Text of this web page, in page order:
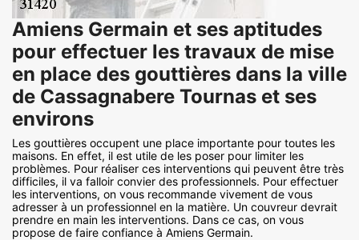
Amiens Germain et ses aptitudes
pour effectuer les travaux de mise
en place des gouttières dans la ville
de Cassagnabere Tournas et ses
environs
Les gouttières occupent une place importante pour toutes les
maisons. En effet, il est utile de les poser pour limiter les
problèmes. Pour réaliser ces interventions qui peuvent être très
difficiles, il va falloir convier des professionnels. Pour effectuer
les interventions, on vous recommande vivement de vous
adresser à un professionnel en la matière. Un couvreur devrait
prendre en main les interventions. Dans ce cas, on vous
propose de faire confiance à Amiens Germain.